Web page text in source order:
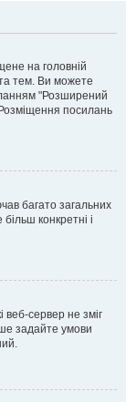
на головній
тем. Ви можете
"Розширений
посилань
багато загальних
конкретні і
веб-сервер не зміг
задайте умови